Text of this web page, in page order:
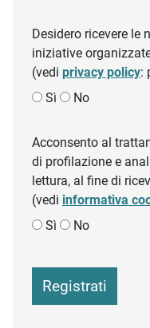
Desidero ricevere le
iniziative
(vedi privacy policy:
Sì
No
Acconsento al
di profilazione e
lettura, al fine di
(vedi informativa
Sì
No
Registrati